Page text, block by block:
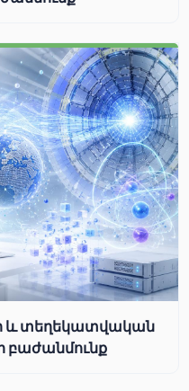
և տեղեկատվական
բաժանմունք